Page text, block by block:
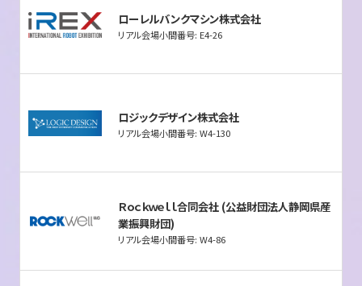
ローレルバンクマシン株式会社
リアル会場小間番号: E4-26
ロジックデザイン株式会社
リアル会場小間番号: W4-130
Ｒｏｃｋｗｅｌｌ合同会社 (公益財団法人静岡県産
業振興財団)
リアル会場小間番号: W4-86